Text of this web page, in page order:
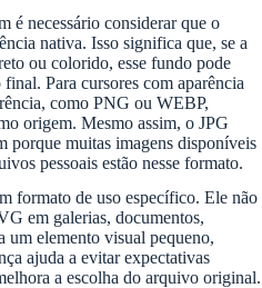
é necessário considerar que o
nativa. Isso significa que, se a
ou colorido, esse fundo pode
Para cursores com aparência
como PNG ou WEBP,
origem. Mesmo assim, o JPG
porque muitas imagens disponíveis
pessoais estão nesse formato.
formato de uso específico. Ele não
em galerias, documentos,
um elemento visual pequeno,
ajuda a evitar expectativas
a escolha do arquivo original.